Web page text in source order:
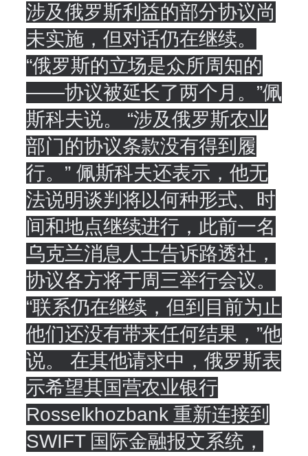
涉及俄罗斯利益的部分协议尚
未实施，但对话仍在继续。
“俄罗斯的立场是众所周知的
——协议被延长了两个月。”佩
斯科夫说。 “涉及俄罗斯农业
部门的协议条款没有得到履
行。” 佩斯科夫还表示，他无
法说明谈判将以何种形式、时
间和地点继续进行，此前一名
乌克兰消息人士告诉路透社，
协议各方将于周三举行会议。
“联系仍在继续，但到目前为止
他们还没有带来任何结果，”他
说。 在其他请求中，俄罗斯表
示希望其国营农业银行
Rosselkhozbank 重新连接到
SWIFT 国际金融报文系统，